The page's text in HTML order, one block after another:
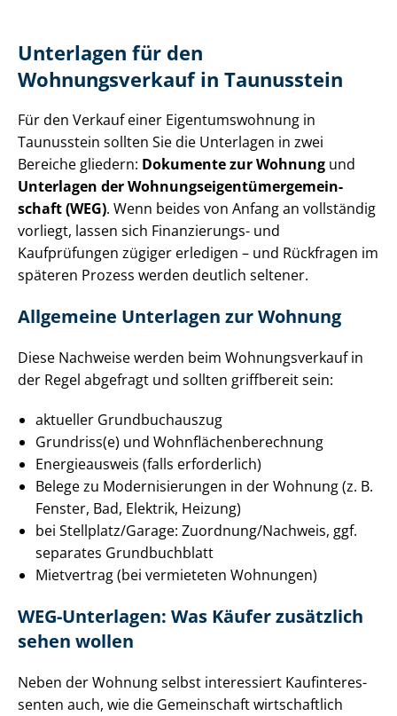
Unterlagen für den
Wohnungsverkauf in Taunusstein
Für den Verkauf einer Ei­gen­tums­woh­nung in
Taunusstein sollten Sie die Unterlagen in zwei
Bereiche gliedern: Dokumente zur Wohnung und
Unterlagen der Woh­nungs­ei­gen­tü­mer­ge­mein­
schaft (WEG). Wenn beides von Anfang an vollständig
vorliegt, lassen sich Finanzierungs- und
Kaufprüfungen zügiger erledigen – und Rückfragen im
späteren Prozess werden deutlich seltener.
Allgemeine Unterlagen zur Wohnung
Diese Nachweise werden beim Wohnungsverkauf in
der Regel abgefragt und sollten griffbereit sein:
aktueller Grundbuchauszug
Grundriss(e) und Wohn­flä­chen­be­rech­nung
Energieausweis (falls erforderlich)
Belege zu Mo­der­ni­sie­run­gen in der Wohnung (z. B.
Fenster, Bad, Elektrik, Heizung)
bei Stellplatz/Garage: Zuordnung/Nachweis, ggf.
separates Grundbuchblatt
Mietvertrag (bei vermieteten Wohnungen)
WEG-Unterlagen: Was Käufer zusätzlich
sehen wollen
Neben der Wohnung selbst interessiert Kauf­in­ter­es­
sen­ten auch, wie die Gemeinschaft wirtschaftlich